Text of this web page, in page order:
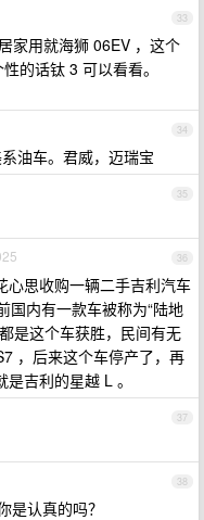
33
家用就海狮 06EV ，这个
的话钛 3 可以看看。
34
油车。君威，迈瑞宝
35
36
心思收购一辆二手吉利汽车
国内有一款车被称为“陆地
是这个车获胜，民间有无
，后来这个车停产了，再
吉利的星越 L 。
37
38
是认真的吗？